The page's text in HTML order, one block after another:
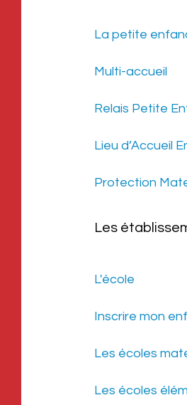
La petite
Multi-accueil
Relais Petite
Lieu d’Accueil
Protection
Les
L'école
Inscrire mon
Les écoles
Les écoles
MAIRIE DE
Cabestany
Nous écrire